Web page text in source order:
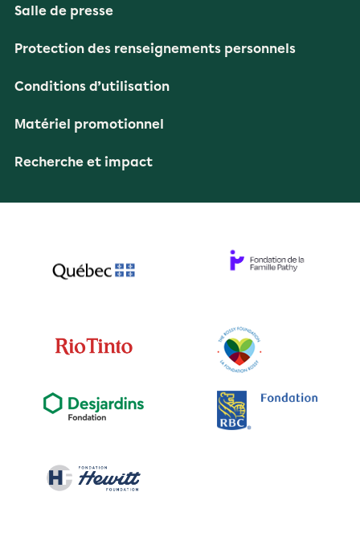
Salle de presse
Protection des renseignements personnels
Conditions d’utilisation
Matériel promotionnel
Recherche et impact